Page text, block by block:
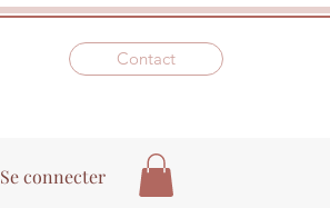
Contact
Se connecter